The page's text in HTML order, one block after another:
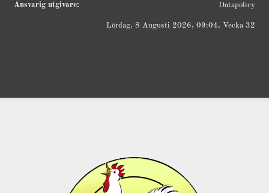
Ansvarig utgivare: Datapolicy
Lördag, 8 Augusti 2026, 09:04, Vecka 32